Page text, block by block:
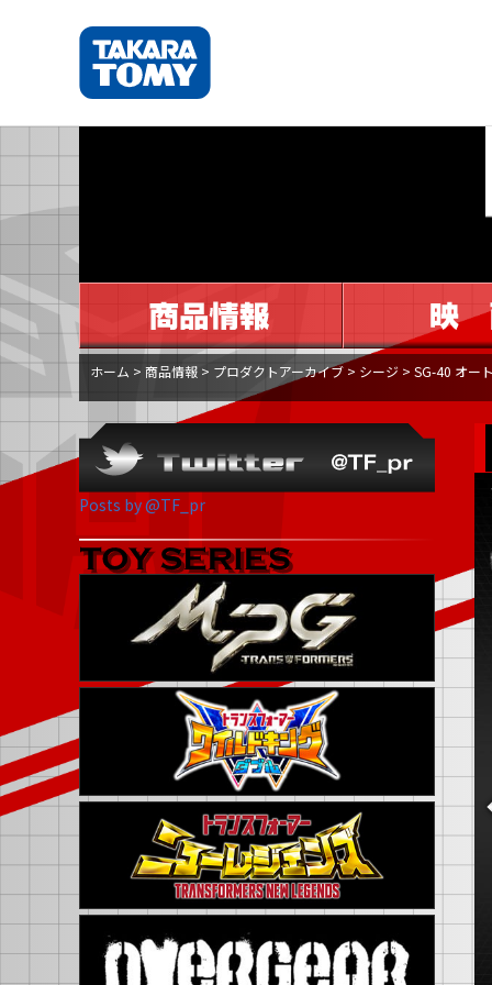
ホーム > 商品情報 > プロダクトアーカイブ > シージ > SG-40 オー
Posts by @TF_pr